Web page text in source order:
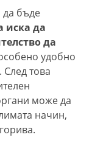
да бъде
иска да
да
удобно
това
може да
начин,